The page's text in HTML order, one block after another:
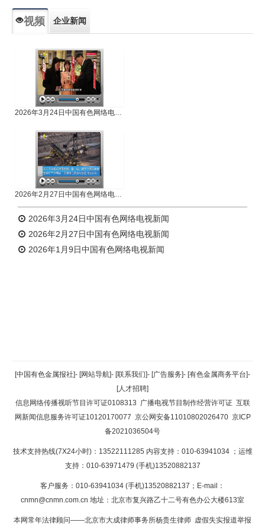
视频 企业新闻
2026年3月24日中国有色网络电视新闻
2026年2月27日中国有色网络电视新闻
2026年3月24日中国有色网络电视新闻
2026年2月27日中国有色网络电视新闻
2026年1月9日中国有色网络电视新闻
返回顶部
返回首页
[中国有色金属报社]- [网站导航]- [联系我们]- [广告服务]- [有色金属商务平台]-
[人才招聘]
信息网络传播视听节目许可证0108313 广播电视节目制作经营许可证 互联
网新闻信息服务许可证10120170077 京公网安备11010802026470 京ICP
备2021036504号
技术支持热线(7X24小时)：13522111285 内容支持：010-63941034 ；运维
支持：010-63971479 (手机)13520882137
客户服务：010-63941034 (手机)13520882137；E-mail：
cnmn@cnmn.com.cn 地址：北京市复兴路乙十二号有色办公大楼613室
本网常年法律顾问——北京市大成律师事务所杨贵生律师 虚假失实报道举报